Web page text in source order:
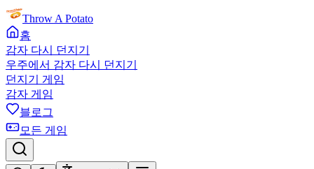
Throw A Potato
홈
감자 다시 던지기
우주에서 감자 다시 던지기
던지기 게임
감자 게임
블로그
모든 게임